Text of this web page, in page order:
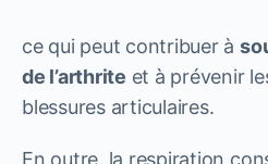
ce qui peut contribuer à
de l’arthrite et à prévenir
blessures articulaires.
En outre, la respiration